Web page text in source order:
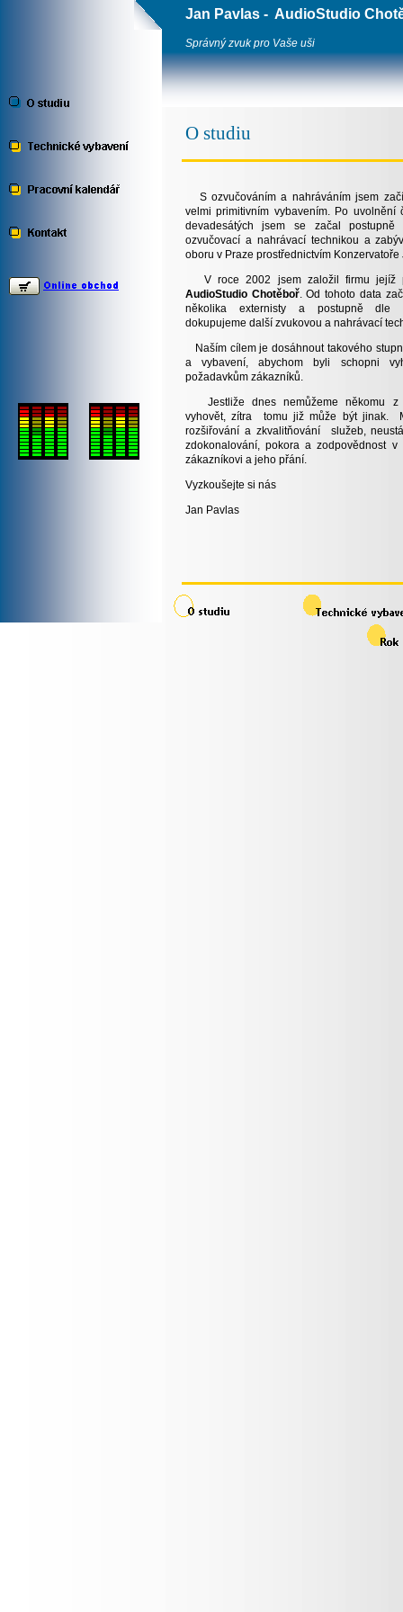
Jan Pavlas - AudioStudio
Správný zvuk pro Vaše uši
O studiu
S ozvučováním a nahráváním jsem
velmi primitivním vybavením. Po uvolnění
devadesátých jsem se začal postupně
ozvučovací a nahrávací technikou a
oboru v Praze prostřednictvím Konzervatoře
V roce 2002 jsem založil firmu jejíž
AudioStudio Chotěboř. Od tohoto data
několika externisty a postupně dle
dokupujeme další zvukovou a nahrávací
Naším cílem je dosáhnout takového
a vybavení, abychom byli schopni
požadavkům zákazníků.
Jestliže dnes nemůžeme někomu z
vyhovět, zítra tomu již může být jinak.
rozšiřování a zkvalitňování služeb,
zdokonalování, pokora a zodpovědnost v
zákazníkovi a jeho přání.
Vyzkoušejte si nás
Jan Pavlas